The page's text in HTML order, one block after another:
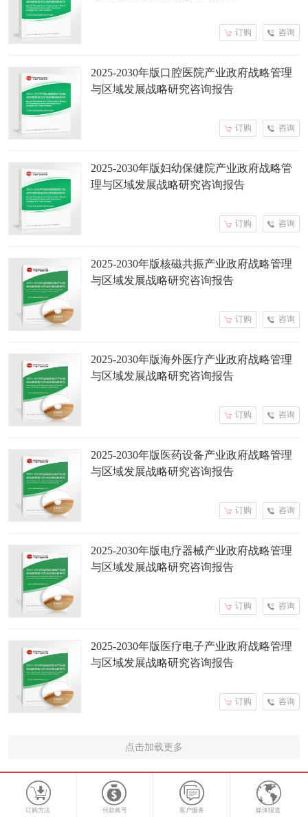
咨询
订购
2025-2030年版口腔医院产业政府战略管理
与区域发展战略研究咨询报告
咨询
订购
2025-2030年版妇幼保健院产业政府战略管
理与区域发展战略研究咨询报告
咨询
订购
2025-2030年版核磁共振产业政府战略管理
与区域发展战略研究咨询报告
咨询
订购
2025-2030年版海外医疗产业政府战略管理
与区域发展战略研究咨询报告
咨询
订购
2025-2030年版医药设备产业政府战略管理
与区域发展战略研究咨询报告
咨询
订购
2025-2030年版电疗器械产业政府战略管理
与区域发展战略研究咨询报告
咨询
订购
2025-2030年版医疗电子产业政府战略管理
与区域发展战略研究咨询报告
咨询
订购
点击加载更多
订购方法 付款账号 客户服务 媒体报道